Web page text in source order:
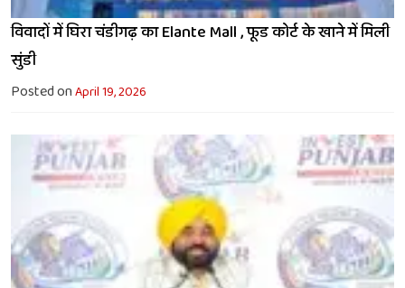
विवादों में घिरा चंडीगढ़ का Elante Mall , फूड कोर्ट के खाने में मिली
सुंडी
Posted onApril 19, 2026